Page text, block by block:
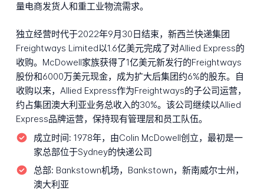
量电商发货人和重工业物流需求。
独立经营时代于2022年9月30日结束，新西兰快递集团
Freightways Limited以1.6亿美元完成了对Allied Express的
收购。McDowell家族获得了1亿美元新发行的Freightways
股份和6000万美元现金，成为扩大后集团约6%的股东。自
收购以来，Allied Express作为Freightways的子公司运营，
约占集团澳大利亚业务总收入的30%。该公司继续以Allied
Express品牌运营，保持现有管理层和员工队伍。
成立时间: 1978年，由Colin McDowell创立，最初是一
家总部位于Sydney的快递公司
总部: Bankstown机场，Bankstown，新南威尔士州，
澳大利亚